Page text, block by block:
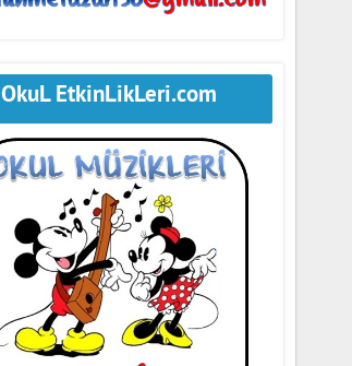
OkuL EtkinLikLeri.com